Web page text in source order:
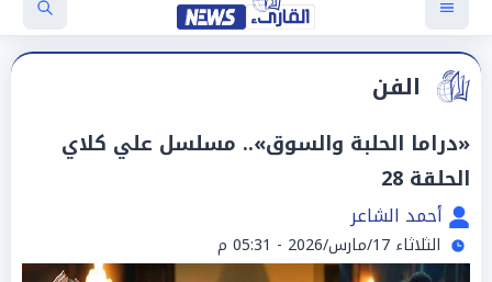
الفن
«دراما الحلبة والسوق».. مسلسل علي كلاي
الحلقة 28
أحمد الشاعر
الثلاثاء 17/مارس/2026 - 05:31 م